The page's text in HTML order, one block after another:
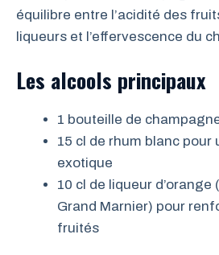
équilibre entre l’acidité des
liqueurs et l’effervescence du
Les alcools principaux
1 bouteille de
15 cl de rhum blanc pour
exotique
10 cl de liqueur
Grand Marnier) pour
fruités